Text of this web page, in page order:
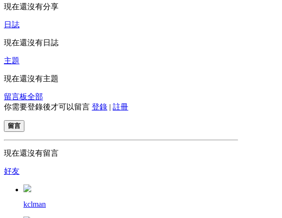
現在還沒有分享
日誌
現在還沒有日誌
主題
現在還沒有主題
留言板全部
你需要登錄後才可以留言 登錄 | 註冊
留言
現在還沒有留言
好友
kclman